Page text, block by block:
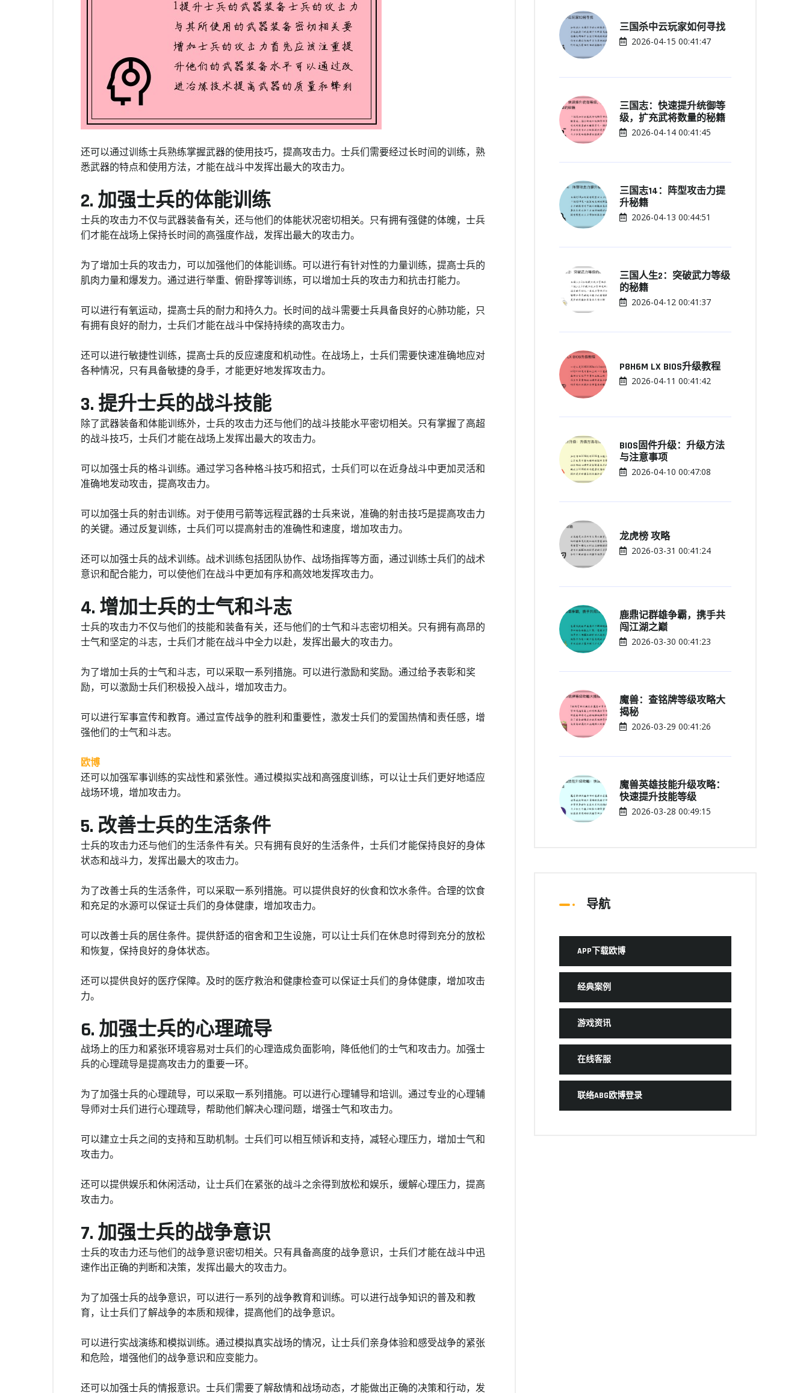
还可以通过训练士兵熟练掌握武器的使用技巧，提高攻击力。士兵们需要经过长时间的训练，熟
悉武器的特点和使用方法，才能在战斗中发挥出最大的攻击力。
2. 加强士兵的体能训练
士兵的攻击力不仅与武器装备有关，还与他们的体能状况密切相关。只有拥有强健的体魄，士兵
们才能在战场上保持长时间的高强度作战，发挥出最大的攻击力。
为了增加士兵的攻击力，可以加强他们的体能训练。可以进行有针对性的力量训练，提高士兵的
肌肉力量和爆发力。通过进行举重、俯卧撑等训练，可以增加士兵的攻击力和抗击打能力。
可以进行有氧运动，提高士兵的耐力和持久力。长时间的战斗需要士兵具备良好的心肺功能，只
有拥有良好的耐力，士兵们才能在战斗中保持持续的高攻击力。
还可以进行敏捷性训练，提高士兵的反应速度和机动性。在战场上，士兵们需要快速准确地应对
各种情况，只有具备敏捷的身手，才能更好地发挥攻击力。
3. 提升士兵的战斗技能
除了武器装备和体能训练外，士兵的攻击力还与他们的战斗技能水平密切相关。只有掌握了高超
的战斗技巧，士兵们才能在战场上发挥出最大的攻击力。
可以加强士兵的格斗训练。通过学习各种格斗技巧和招式，士兵们可以在近身战斗中更加灵活和
准确地发动攻击，提高攻击力。
可以加强士兵的射击训练。对于使用弓箭等远程武器的士兵来说，准确的射击技巧是提高攻击力
的关键。通过反复训练，士兵们可以提高射击的准确性和速度，增加攻击力。
还可以加强士兵的战术训练。战术训练包括团队协作、战场指挥等方面，通过训练士兵们的战术
意识和配合能力，可以使他们在战斗中更加有序和高效地发挥攻击力。
4. 增加士兵的士气和斗志
士兵的攻击力不仅与他们的技能和装备有关，还与他们的士气和斗志密切相关。只有拥有高昂的
士气和坚定的斗志，士兵们才能在战斗中全力以赴，发挥出最大的攻击力。
为了增加士兵的士气和斗志，可以采取一系列措施。可以进行激励和奖励。通过给予表彰和奖
励，可以激励士兵们积极投入战斗，增加攻击力。
可以进行军事宣传和教育。通过宣传战争的胜利和重要性，激发士兵们的爱国热情和责任感，增
强他们的士气和斗志。
欧博
还可以加强军事训练的实战性和紧张性。通过模拟实战和高强度训练，可以让士兵们更好地适应
战场环境，增加攻击力。
5. 改善士兵的生活条件
士兵的攻击力还与他们的生活条件有关。只有拥有良好的生活条件，士兵们才能保持良好的身体
状态和战斗力，发挥出最大的攻击力。
为了改善士兵的生活条件，可以采取一系列措施。可以提供良好的伙食和饮水条件。合理的饮食
和充足的水源可以保证士兵们的身体健康，增加攻击力。
可以改善士兵的居住条件。提供舒适的宿舍和卫生设施，可以让士兵们在休息时得到充分的放松
和恢复，保持良好的身体状态。
还可以提供良好的医疗保障。及时的医疗救治和健康检查可以保证士兵们的身体健康，增加攻击
力。
6. 加强士兵的心理疏导
战场上的压力和紧张环境容易对士兵们的心理造成负面影响，降低他们的士气和攻击力。加强士
兵的心理疏导是提高攻击力的重要一环。
为了加强士兵的心理疏导，可以采取一系列措施。可以进行心理辅导和培训。通过专业的心理辅
导师对士兵们进行心理疏导，帮助他们解决心理问题，增强士气和攻击力。
可以建立士兵之间的支持和互助机制。士兵们可以相互倾诉和支持，减轻心理压力，增加士气和
攻击力。
还可以提供娱乐和休闲活动，让士兵们在紧张的战斗之余得到放松和娱乐，缓解心理压力，提高
攻击力。
7. 加强士兵的战争意识
士兵的攻击力还与他们的战争意识密切相关。只有具备高度的战争意识，士兵们才能在战斗中迅
速作出正确的判断和决策，发挥出最大的攻击力。
为了加强士兵的战争意识，可以进行一系列的战争教育和训练。可以进行战争知识的普及和教
育，让士兵们了解战争的本质和规律，提高他们的战争意识。
可以进行实战演练和模拟训练。通过模拟真实战场的情况，让士兵们亲身体验和感受战争的紧张
和危险，增强他们的战争意识和应变能力。
还可以加强士兵的情报意识。士兵们需要了解敌情和战场动态，才能做出正确的决策和行动，发
三国杀中云玩家如何寻找
2026-04-15 00:41:47
三国志：快速提升统御等
级，扩充武将数量的秘籍
2026-04-14 00:41:45
三国志14：阵型攻击力提
升秘籍
2026-04-13 00:44:51
三国人生2：突破武力等级
的秘籍
2026-04-12 00:41:37
P8H6M LX BIOS升级教程
2026-04-11 00:41:42
BIOS固件升级：升级方法
与注意事项
2026-04-10 00:47:08
龙虎榜 攻略
2026-03-31 00:41:24
鹿鼎记群雄争霸，携手共
闯江湖之巅
2026-03-30 00:41:23
魔兽：查铭牌等级攻略大
揭秘
2026-03-29 00:41:26
魔兽英雄技能升级攻略：
快速提升技能等级
2026-03-28 00:49:15
导航
APP下载欧博
经典案例
游戏资讯
在线客服
联络ABG欧博登录